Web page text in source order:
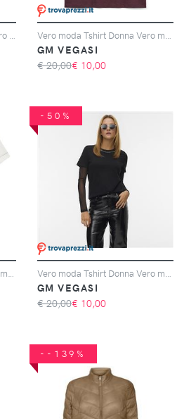
GM VEGASI
€ 20,00€ 10,00
-50%
GM VEGASI
€ 20,00€ 10,00
--139%